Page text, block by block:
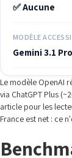
✅ Aucune
MODÈLE
Gemini 3.1 Pro
Le modèle OpenAI
via ChatGPT Plus
article pour les
France est net : ce